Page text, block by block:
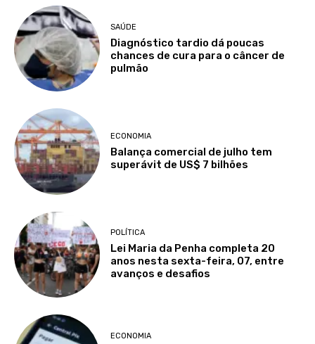
SAÚDE
Diagnóstico tardio dá poucas
chances de cura para o câncer de
pulmão
ECONOMIA
Balança comercial de julho tem
superávit de US$ 7 bilhões
POLÍTICA
Lei Maria da Penha completa 20
anos nesta sexta-feira, 07, entre
avanços e desafios
ECONOMIA